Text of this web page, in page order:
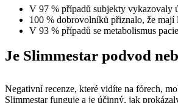
V 97 % případů subjekty vykazovaly
100 % dobrovolníků přiznalo, že
V 93 % případů se metabolismus
Je Slimmestar podvod
Negativní recenze, které vidíte na fórech,
Slimmestarfunguje a je účinný, jak